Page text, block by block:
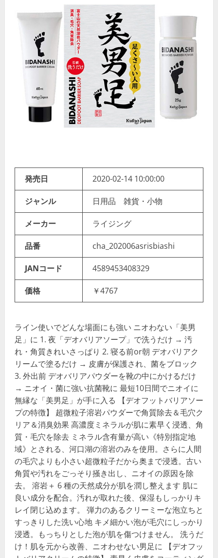
発売日 2020-02-14 10:00:00
ジャンル 日用品 雑貨・小物
メーカー ライジング
品番 cha_202006asrisbiashi
JANコード 4589453408329
価格 ￥4767
ライン使いでどんな場面にも強い ニオわない「美男
足」に 1. 夜「デオバリアソープ」で洗うだけ → 汚
れ・角質きれいさっぱり 2. 寝る前or朝 デオバリアク
リームで塗るだけ → 皮膚が保護され、菌をブロック
3. 外出前 デオバリアパウダーを靴の中にかけるだけ
→ ニオイ・菌に強い抗菌靴に 最短10日間でニオイに
無縁な「美男足」が手に入る 【デオフットバリアソー
プの特徴】 超微粒子溶岩パウダーで角質除去＆毛穴ク
リア＆消臭効果 高濃度ミネラルが肌に素早く浸透、角
質・毛穴を除去 ミネラル含有量が高い《特別指定地
域》とされる、河口湖の溶岩のみを使用。さらに人間
の毛穴よりも小さい超微粒子だから奥まで浸透。古い
角質や汚れをごっそり掻き出し、ニオイの原因を除
去。 溶岩＋ 6 種の天然成分が肌を潤し整えます 肌に
良い成分を配合。汚れが取れた後、保湿もしっかりキ
レイ閉じ込めます。 弾力のあるクリーミーな泡立ちと
すっきりした洗い心地 キメ細かい泡が毛穴にしっかり
浸透。もっちりとした泡が肌を傷つけません。 洗うだ
け！肌を元から改善、ニオわせない男足に 【デオフッ